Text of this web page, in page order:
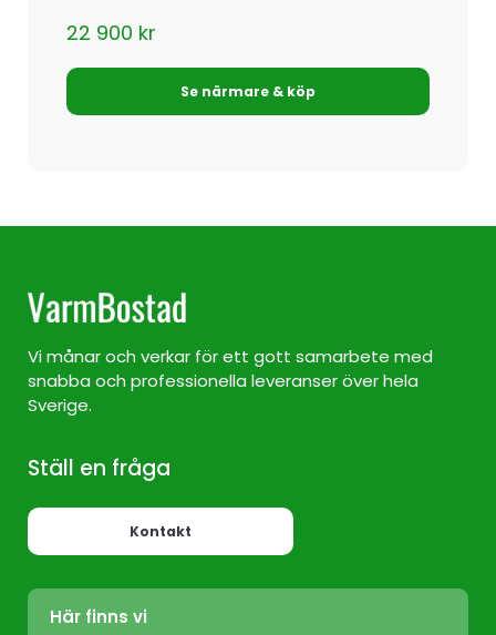
22 900 kr
Se närmare & köp
Vi månar och verkar för ett gott samarbete med
snabba och professionella leveranser över hela
Sverige.
Ställ en fråga
Kontakt
Här finns vi